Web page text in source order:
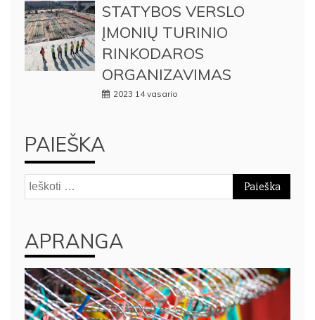
STATYBOS VERSLO
ĮMONIŲ TURINIO
RINKODAROS
ORGANIZAVIMAS
2023 14 vasario
PAIEŠKA
Ieškoti:
APRANGA